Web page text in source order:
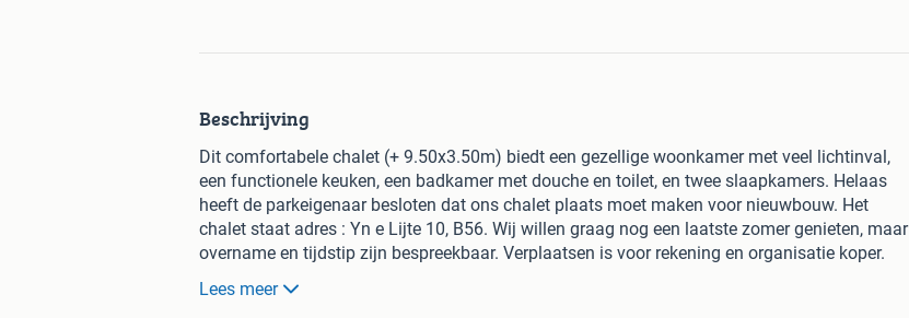
Beschrijving
Dit comfortabele chalet (+ 9.50x3.50m) biedt een gezellige woonkamer met veel lichtinval,
een functionele keuken, een badkamer met douche en toilet, en twee slaapkamers. Helaas
heeft de parkeigenaar besloten dat ons chalet plaats moet maken voor nieuwbouw. Het
chalet staat adres : Yn e Lijte 10, B56. Wij willen graag nog een laatste zomer genieten, maar
overname en tijdstip zijn bespreekbaar. Verplaatsen is voor rekening en organisatie koper.
Overname gedeeltelijke inboedel is eveneens bespreekbaar.
Lees meer